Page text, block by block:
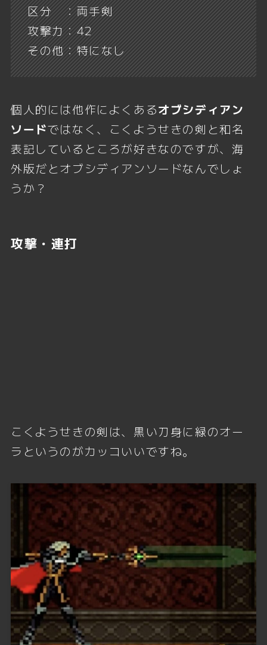
区分 ：両手剣
攻撃力：42
その他：特になし
個人的には他作によくあるオブシディアン
ソードではなく、こくようせきの剣と和名
表記しているところが好きなのですが、海
外版だとオブシディアンソードなんでしょ
うか？
攻撃・連打
こくようせきの剣は、黒い刀身に緑のオー
ラというのがカッコいいですね。